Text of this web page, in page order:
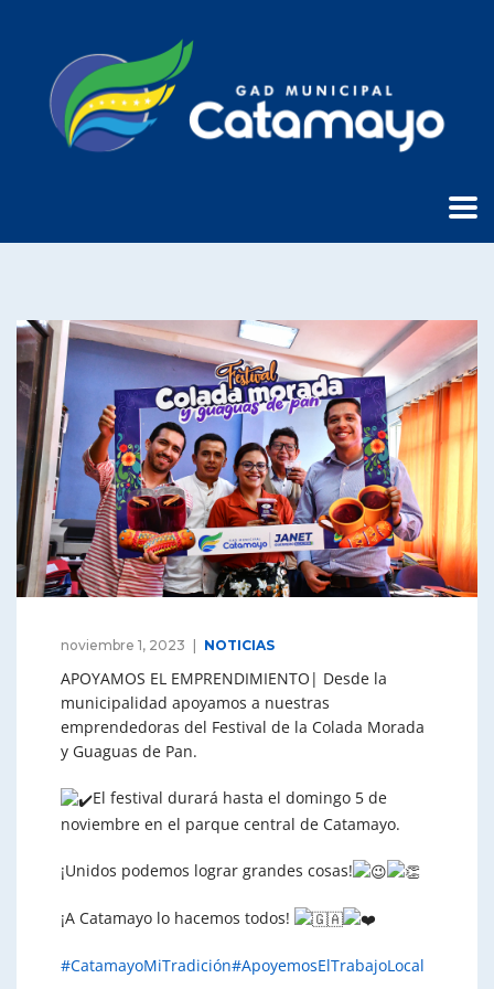
noviembre 1, 2023 NOTICIAS
APOYAMOS EL EMPRENDIMIENTO| Desde la
municipalidad apoyamos a nuestras
emprendedoras del Festival de la Colada Morada
y Guaguas de Pan.
El festival durará hasta el domingo 5 de
noviembre en el parque central de Catamayo.
¡Unidos podemos lograr grandes cosas!
¡A Catamayo lo hacemos todos!
#CatamayoMiTradición#ApoyemosElTrabajoLocal